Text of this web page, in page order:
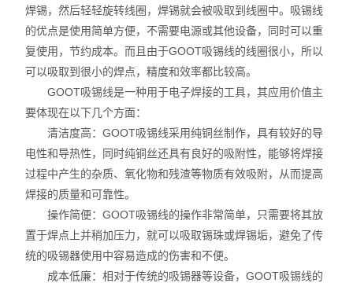
DAB无刷电动螺丝刀
电、气动工具
厂区设备
检测仪器
中村KANON
日本川崎CEDAR
劳保化工
焊锡，然后轻轻旋转线圈，焊锡就会被吸取到线圈中。吸锡线
的优点是使用简单方便，不需要电源或其他设备，同时可以重
复使用，节约成本。而且由于GOOT吸锡线的线圈很小，所以
可以吸取到很小的焊点，精度和效率都比较高。
GOOT吸锡线是一种用于电子焊接的工具，其应用价值主
要体现在以下几个方面：
清洁度高：GOOT吸锡线采用纯铜丝制作，具有较好的导
电性和导热性，同时纯铜丝还具有良好的吸附性，能够将焊接
过程中产生的杂质、氧化物和残渣等物质有效吸附，从而提高
焊接的质量和可靠性。
操作简便：GOOT吸锡线的操作非常简单，只需要将其放
置于焊点上并稍加压力，就可以吸取锡珠或焊锡垢，避免了传
统的吸锡器使用中容易造成的伤害和不便。
成本低廉：相对于传统的吸锡器等设备，GOOT吸锡线的